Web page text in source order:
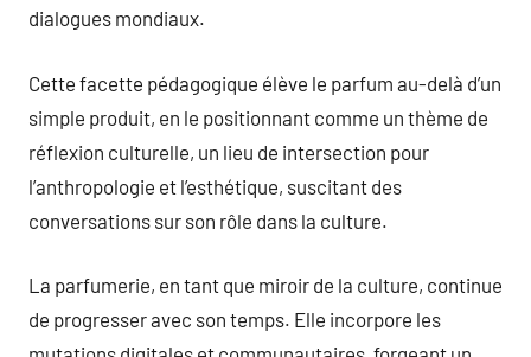
dialogues mondiaux.
Cette facette pédagogique élève le parfum au-delà d’un
simple produit, en le positionnant comme un thème de
réflexion culturelle, un lieu de intersection pour
l’anthropologie et l’esthétique, suscitant des
conversations sur son rôle dans la culture.
La parfumerie, en tant que miroir de la culture, continue
de progresser avec son temps. Elle incorpore les